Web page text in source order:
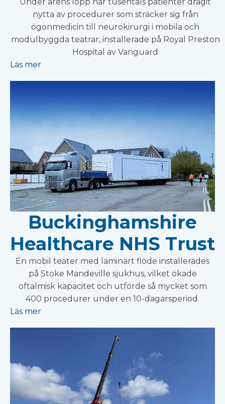
nytta av procedurer som sträcker sig från
ögonmedicin till neurokirurgi i mobila och
modulbyggda teatrar, installerade på Royal Preston
Hospital av Vanguard
Läs mer
Buckinghamshire
Healthcare NHS Trust
En mobil teater med laminärt flöde installerades
på Stoke Mandeville sjukhus, vilket ökade
oftalmisk kapacitet och utförde så mycket som
400 procedurer under en 10-dagarsperiod.
Läs mer